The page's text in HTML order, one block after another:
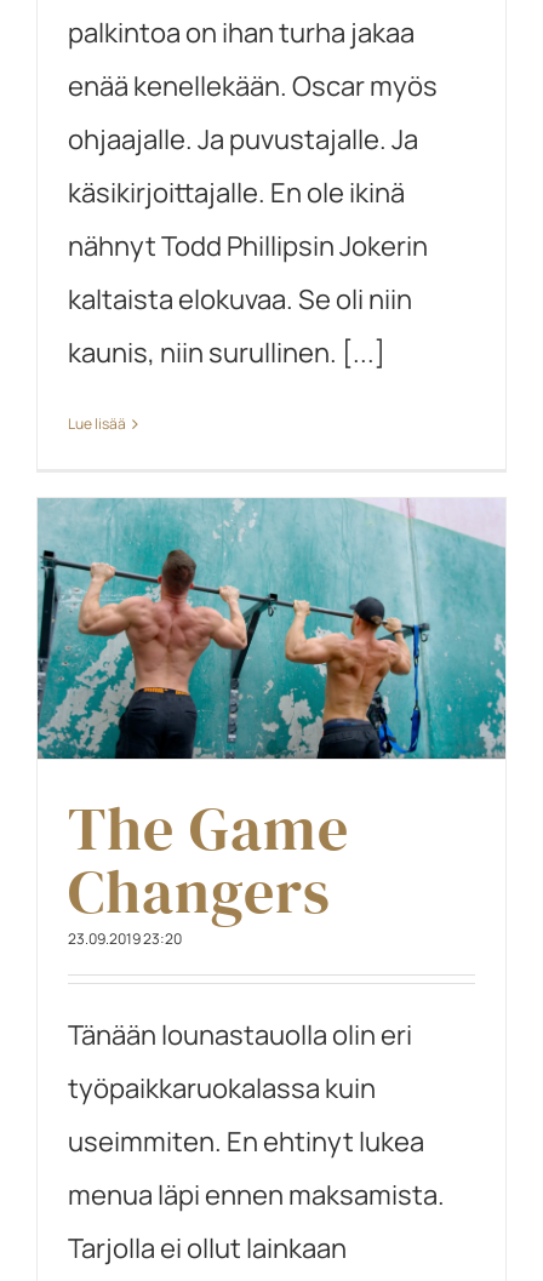
palkintoa on ihan turha jakaa
enää kenellekään. Oscar myös
ohjaajalle. Ja puvustajalle. Ja
käsikirjoittajalle. En ole ikinä
nähnyt Todd Phillipsin Jokerin
kaltaista elokuvaa. Se oli niin
kaunis, niin surullinen. [...]
Lue lisää
The Game
Changers
23.09.2019 23:20
Tänään lounastauolla olin eri
työpaikkaruokalassa kuin
useimmiten. En ehtinyt lukea
menua läpi ennen maksamista.
Tarjolla ei ollut lainkaan